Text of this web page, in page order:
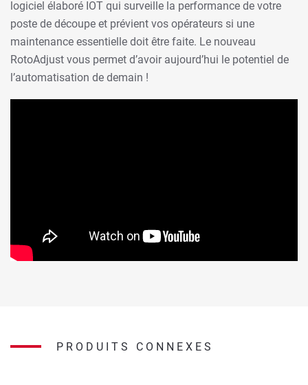
logiciel élaboré IOT qui surveille la performance de votre
poste de découpe et prévient vos opérateurs si une
maintenance essentielle doit être faite. Le nouveau
RotoAdjust vous permet d’avoir aujourd’hui le potentiel de
l’automatisation de demain !
PRODUITS CONNEXES